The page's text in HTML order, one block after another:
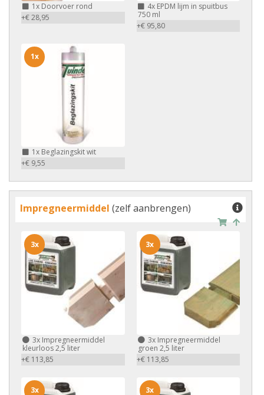
1x Doorvoer rond
+€ 28,95
4xEPDM lijm in spuitbus
750 ml
+€ 95,80
1x Beglazingskit wit
+€ 9,55
1x
Impregneermiddel (zelf aanbrengen)
3x Impregneermiddel
kleurloos 2,5 liter
+€ 113,85
3x
3xImpregneermiddel
groen 2,5 liter
+€ 113,85
3x
3x 3x